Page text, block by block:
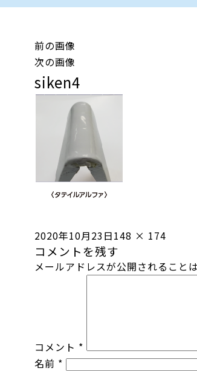
前の画像
次の画像
siken4
投
稿
日:
2020年10月23日フ
ル
サ
148 × 174
コメントを残す
メールアドレスが公開されること
コメント *
名前 *